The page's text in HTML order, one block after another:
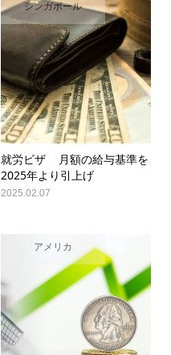
シンガポール
就労ビザ 月額の給与基準を
2025年より引上げ
2025.02.07
アメリカ